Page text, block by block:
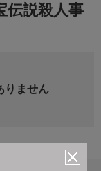
伝説殺人事
りません